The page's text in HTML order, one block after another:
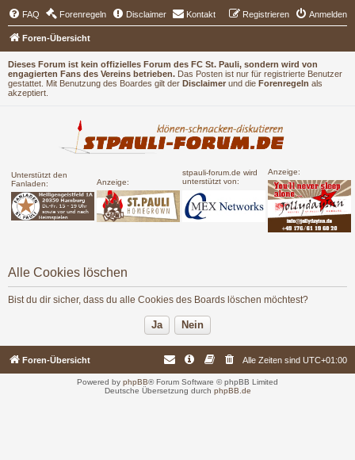
Dieses Forum ist kein offizielles Forum des FC St. Pauli, sondern wird von
engagierten Fans des Vereins betrieben. Das Posten ist nur für registrierte Benutzer
gestattet. Mit Benutzung des Boardes gilt der Disclaimer und die Forenregeln als
akzeptiert.
Unterstützt den
Fanladen:
Anzeige:
stpauli-forum.de wird
unterstützt von:
Anzeige:
FAQ Forenregeln Disclaimer Kontakt Anmelden
Registrieren
Foren-Übersicht
Alle Cookies löschen
Bist du dir sicher, dass du alle Cookies des Boards löschen möchtest?
Foren-Übersicht Alle Zeiten sind UTC+01:00
Powered by phpBB® Forum Software © phpBB Limited
Deutsche Übersetzung durch phpBB.de